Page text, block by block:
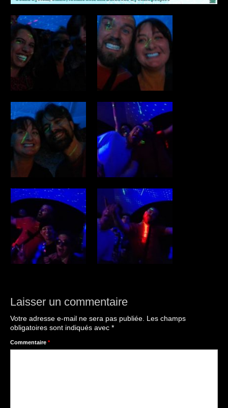
Laisser un commentaire
Votre adresse e-mail ne sera pas publiée. Les champs
obligatoires sont indiqués avec *
Commentaire *